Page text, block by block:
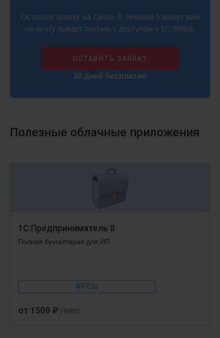
Оставьте заявку на сайте. В течение 5 минут вам
на почту придет письмо с доступом к 1С:Фреш.
ОСТАВИТЬ ЗАЯВКУ
30 дней бесплатно
Полезные облачные приложения
1С:Предприниматель 8
Полная бухгалтерия для ИП
ФРЕШ
от 1509 ₽